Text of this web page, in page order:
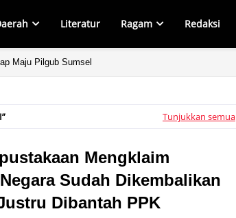
Literatur Ragam Redaksi
Maju Pilgub Sumsel
Tunjukkan semua
Mengklaim
Sudah Dikembalikan
Dibantah PPK